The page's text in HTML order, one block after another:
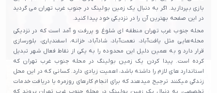
بازی بپردازید. اگر به دنبال یک زمین بولینگ در جنوب غرب تهران می گردید
در این صفحه بهترین آن را در نزدیکی خود پیدا کنید.
محله جنوب غرب تهران منطقه ای شلوغ و پررفت و آمد است که در نزدیکی
محله‌هایی مثل یافت‌آباد، نعمت‌آباد، شادآباد، خزانه، اسفندیاری، بلورسازی
قرار دارد و به همین دلیل این محدوده را به یکی از نقاط فعال شهر تبدیل
کرده است. پیدا کردن یک زمین بولینگ در محله جنوب غرب تهران که
استاندارد های لازم را داشته باشد، اهمیت زیادی دارد. کسانی که در این محل
زندگی میکنند ترجیح میدهند که برای انجام کارهای روزمره یا دریافت خدمات